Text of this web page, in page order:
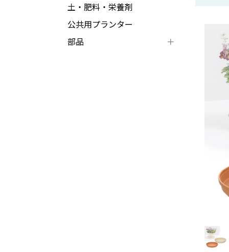
土・肥料・栄養剤
公共用プランター
部品